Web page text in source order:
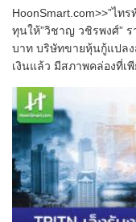
HoonSmart.com>>”ไท
ทุนให้”วิชาญ วชิรพงศ์”
บาท บริษัทขายหุ้นกู้แปล
เงินแล้ว มีสภาพคล่องที่เ